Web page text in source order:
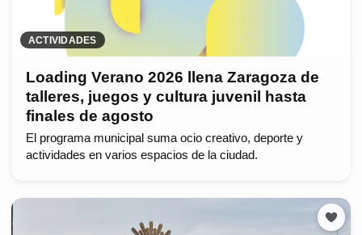
ACTIVIDADES
Loading Verano 2026 llena Zaragoza de
talleres, juegos y cultura juvenil hasta
finales de agosto
El programa municipal suma ocio creativo, deporte y
actividades en varios espacios de la ciudad.